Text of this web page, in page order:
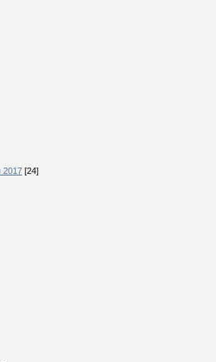
2017 [24]